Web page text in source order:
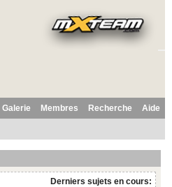
Aide
Recherche
Membres
Galerie
Derniers sujets en cours: